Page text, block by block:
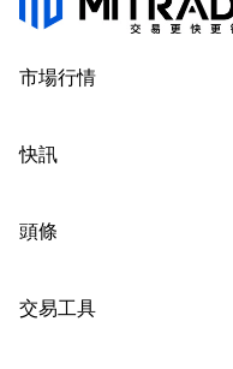
市場行情
快訊
頭條
交易工具